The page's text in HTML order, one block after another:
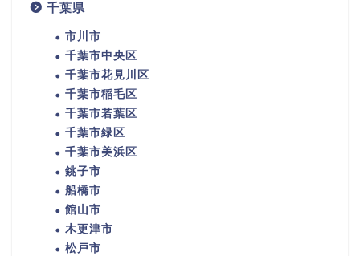
千葉県
市川市
千葉市中央区
千葉市花見川区
千葉市稲毛区
千葉市若葉区
千葉市緑区
千葉市美浜区
銚子市
船橋市
館山市
木更津市
松戸市